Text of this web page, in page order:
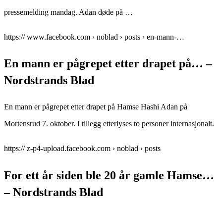
pressemelding mandag. Adan døde på …
https:// www.facebook.com › noblad › posts › en-mann-…
En mann er pågrepet etter drapet på… –
Nordstrands Blad
En mann er pågrepet etter drapet på Hamse Hashi Adan på
Mortensrud 7. oktober. I tillegg etterlyses to personer internasjonalt.
https:// z-p4-upload.facebook.com › noblad › posts
For ett år siden ble 20 år gamle Hamse…
– Nordstrands Blad